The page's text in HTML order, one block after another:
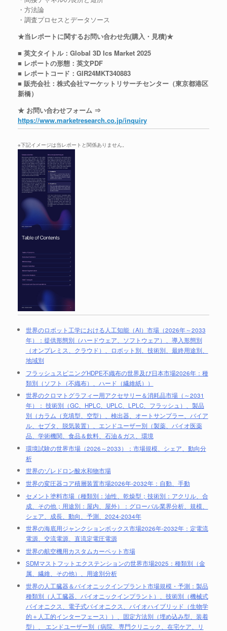
・方法論
・調査プロセスとデータソース
★当レポートに関するお問い合わせ先(購入・見積)★
■ 英文タイトル：Global 3D Ics Market 2025
■ レポートの形態：英文PDF
■ レポートコード：GIR24MKT340883
■ 販売会社：株式会社マーケットリサーチセンター（東京都港区
新橋）
★ お問い合わせフォーム ⇒
https://www.marketresearch.co.jp/inquiry
※下記イメージは当レポートと関係ありません。
世界のロボット工学における人工知能（AI）市場（2026年～2033
年）：提供形態別（ハードウェア、ソフトウェア）、導入形態別
（オンプレミス、クラウド）、ロボット別、技術別、最終用途別、
地域別
フラッシュスピニングHDPE不織布の世界及び日本市場2026年：種
類別（ソフト（不織布）、ハード（繊維紙））
世界のクロマトグラフィー用アクセサリー＆消耗品市場（～2031
年）： 技術別（GC、HPLC、UPLC、LPLC、フラッシュ）、製品
別（カラム（充填型、空型）、検出器、オートサンプラー、バイア
ル、セプタ、脱気装置）、エンドユーザー別（製薬、バイオ医薬
品、学術機関、食品＆飲料、石油＆ガス、環境
環境試験の世界市場（2026～2033）：市場規模、シェア、動向分
析
世界のゾレドロン酸水和物市場
世界の変圧器コア積層装置市場2026年-2032年：自動、手動
セメント塗料市場（種類別：油性、乾燥型；技術別：アクリル、合
成、その他；用途別：屋内、屋外）：グローバル業界分析、規模、
シェア、成長、動向、予測、2024-2034年
世界の海底用ジャンクションボックス市場2026年-2032年：定電流
電源、交流電源、直流定電圧電源
世界の航空機用カスタムカーペット市場
SDMマストフットエクステンションの世界市場2025：種類別（金
属、繊維、その他）、用途別分析
世界の人工臓器＆バイオニックインプラント市場規模・予測：製品
種類別（人工臓器、バイオニックインプラント）、技術別（機械式
バイオニクス、電子式バイオニクス、バイオハイブリッド（生物学
的＋人工的インターフェース））、固定方法別（埋め込み型、装着
型）、 エンドユーザー別（病院、専門クリニック、在宅ケア、リ